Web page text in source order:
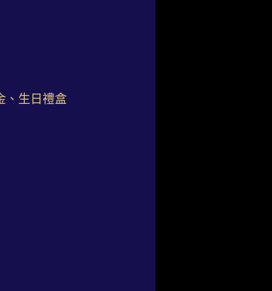
、生日禮盒